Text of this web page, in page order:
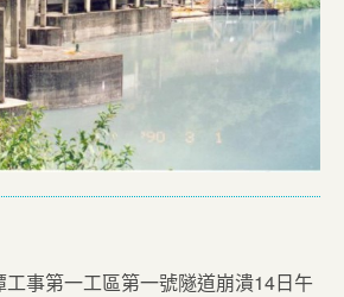
事第一工區第一號隧道崩潰14日午